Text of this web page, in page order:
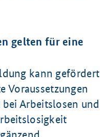
gelten für eine
kann gefördert
Voraussetzungen
Arbeitslosen und